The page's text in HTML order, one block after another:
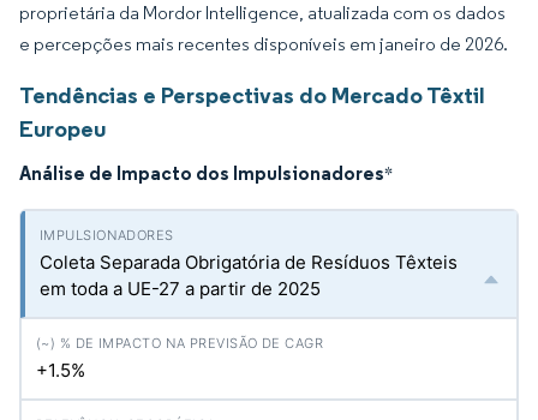
proprietária da Mordor Intelligence, atualizada com os dados
e percepções mais recentes disponíveis em janeiro de 2026.
Tendências e Perspectivas do Mercado Têxtil
Europeu
Análise de Impacto dos Impulsionadores*
Coleta Separada Obrigatória de Resíduos Têxteis
em toda a UE-27 a partir de 2025
+1.5%